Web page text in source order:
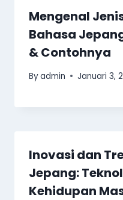
Mengenal
Bahasa
& Contohnya
Byadmin Januari 3,
Inovasi dan
Jepang:
Kehidupan